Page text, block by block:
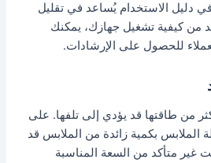
في دليل الاستخدام يُساعد في تقليل
من كيفية تشغيل جهازك، يمكنك
للحصول على الإرشادات.
من طاقتها قد يؤدي إلى تلفها. على
الملابس بكمية زائدة من الملابس قد
غير متأكد من السعة المناسبة